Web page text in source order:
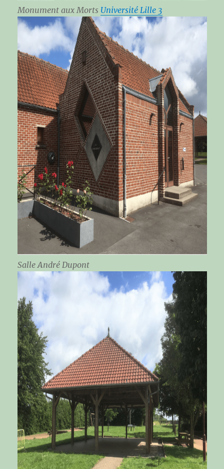
Monument aux Morts Université Lille 3
Salle André Dupont